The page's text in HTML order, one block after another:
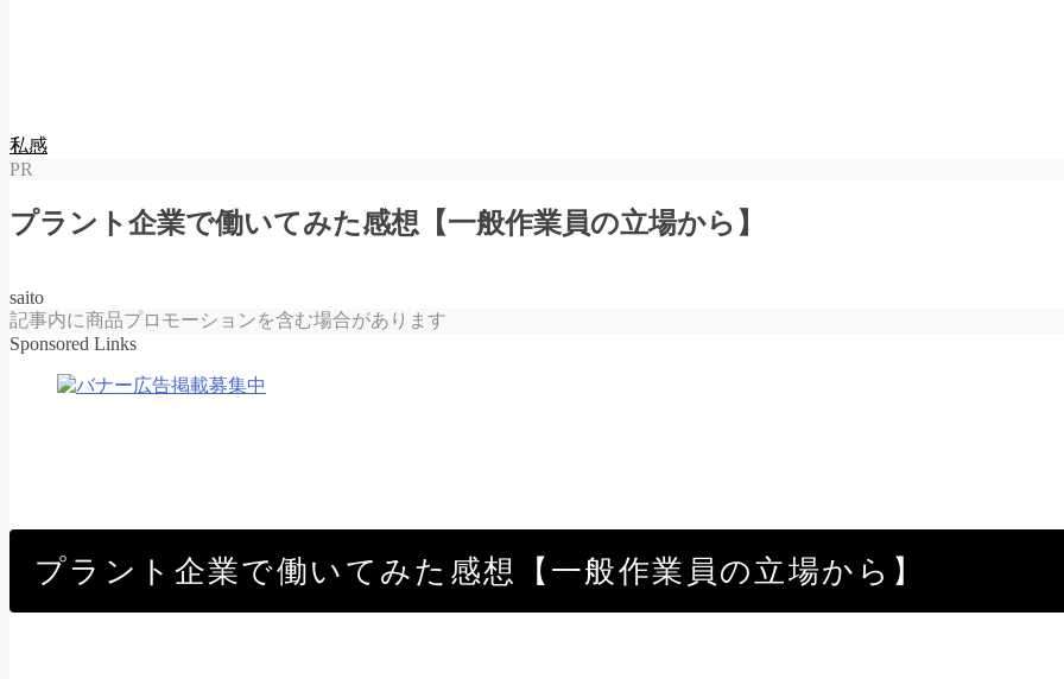
私感
PR
プラント企業で働いてみた感想【一般作業員の立場から】
saito
記事内に商品プロモーションを含む場合があります
Sponsored Links
プラント企業で働いてみた感想【一般作業員の立場から】